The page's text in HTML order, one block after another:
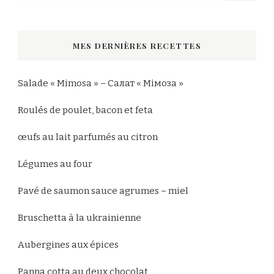
MES DERNIÈRES RECETTES
Salade « Mimosa » – Салат « Мімоза »
Roulés de poulet, bacon et feta
œufs au lait parfumés au citron
Légumes au four
Pavé de saumon sauce agrumes – miel
Bruschetta à la ukrainienne
Aubergines aux épices
Panna cotta au deux chocolat